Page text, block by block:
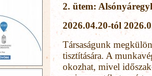
2. ütem:
2026.04.20-tól
Társaságunk
tisztítására. A
okozhat, mivel